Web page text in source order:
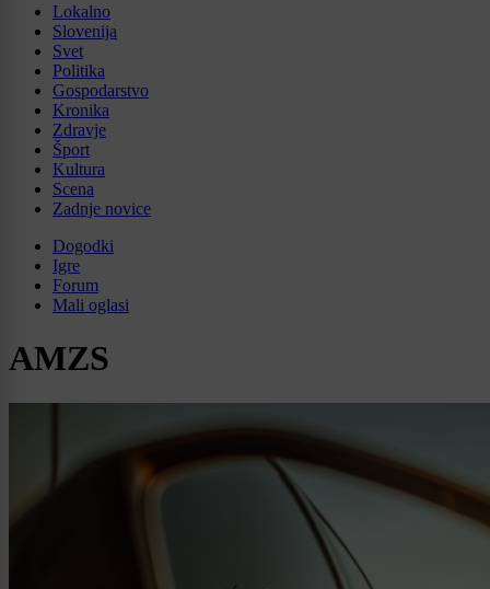
Lokalno
Slovenija
Svet
Politika
Gospodarstvo
Kronika
Zdravje
Šport
Kultura
Scena
Zadnje novice
Dogodki
Igre
Forum
Mali oglasi
AMZS